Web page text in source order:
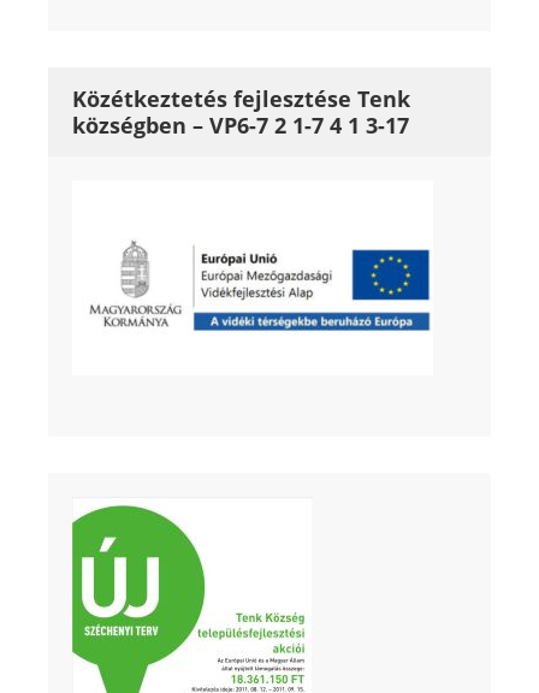
Közétkeztetés fejlesztése Tenk
községben – VP6-7 2 1-7 4 1 3-17